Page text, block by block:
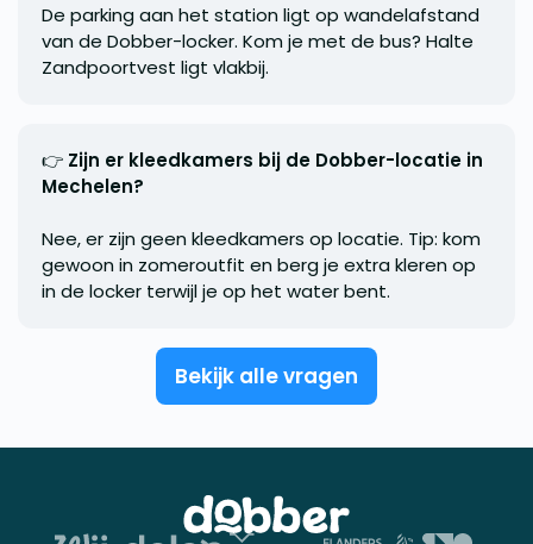
De parking aan het station ligt op wandelafstand
van de Dobber-locker. Kom je met de bus? Halte
Zandpoortvest ligt vlakbij.
👉 Zijn er kleedkamers bij de Dobber-locatie in
Mechelen?
Nee, er zijn geen kleedkamers op locatie. Tip: kom
gewoon in zomeroutfit en berg je extra kleren op
in de locker terwijl je op het water bent.
Bekijk alle vragen